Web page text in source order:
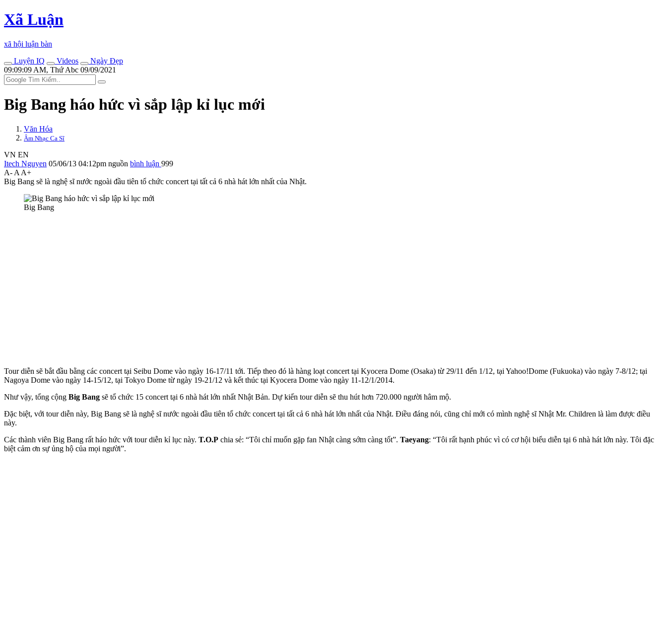
Xã Luận
xã hội luận bàn
Luyện IQ
Videos
Ngày Đẹp
09:09:09 AM, Thứ Abc 09/09/2021
Big Bang háo hức vì sắp lập kỉ lục mới
Văn Hóa
Âm Nhạc Ca Sĩ
VN EN
Itech Nguyen 05/06/13 04:12pm nguồn bình luận 999
A- A A+
Big Bang sẽ là nghệ sĩ nước ngoài đầu tiên tổ chức concert tại tất cả 6 nhà hát lớn nhất của Nhật.
Big Bang
Tour diễn sẽ bắt đầu bằng các concert tại Seibu Dome vào ngày 16-17/11 tới. Tiếp theo đó là hàng loạt concert tại Kyocera Dome (Osaka) từ 29/11 đến 1/12, tại Yahoo!Dome (Fukuoka) vào ngày 7-8/12; tại
Nagoya Dome vào ngày 14-15/12, tại Tokyo Dome từ ngày 19-21/12 và kết thúc tại Kyocera Dome vào ngày 11-12/1/2014.
Như vậy, tổng cộng Big Bang sẽ tổ chức 15 concert tại 6 nhà hát lớn nhất Nhật Bản. Dự kiến tour diễn sẽ thu hút hơn 720.000 người hâm mộ.
Đặc biệt, với tour diễn này, Big Bang sẽ là nghệ sĩ nước ngoài đầu tiên tổ chức concert tại tất cả 6 nhà hát lớn nhất của Nhật. Điều đáng nói, cũng chỉ mới có mình nghệ sĩ Nhật Mr. Children là làm được điều
này.
Các thành viên Big Bang rất háo hức với tour diễn kỉ lục này. T.O.P chia sẻ: “Tôi chỉ muốn gặp fan Nhật càng sớm càng tốt”. Taeyang: “Tôi rất hạnh phúc vì có cơ hội biểu diễn tại 6 nhà hát lớn này. Tôi đặc
biệt cảm ơn sự ủng hộ của mọi người”.